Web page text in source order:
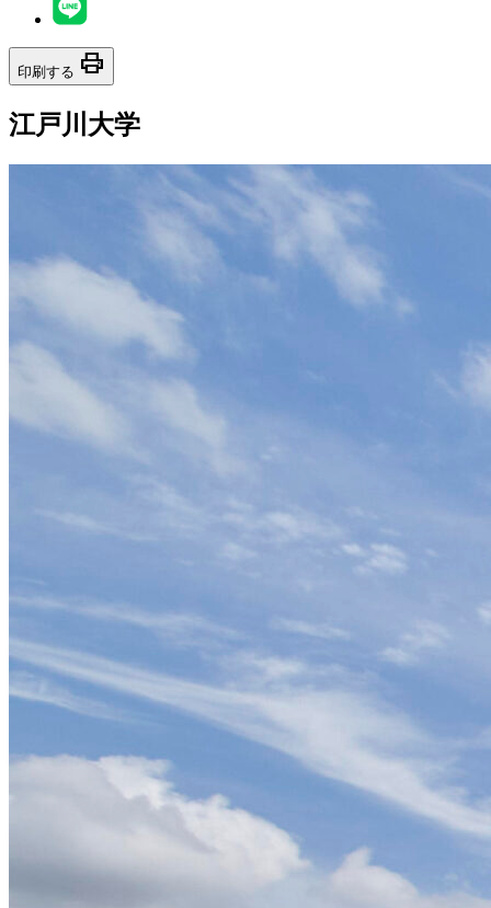
印刷する print
江戸川大学